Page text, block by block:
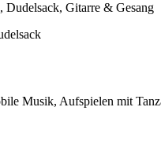
Gitarre & Gesang
Musik, Aufspielen mit